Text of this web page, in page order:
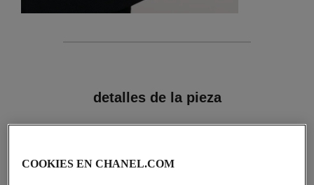
detalles de la pieza
CONSEJOS DE MANTENIMIENTO
COOKIES EN CHANEL.COM